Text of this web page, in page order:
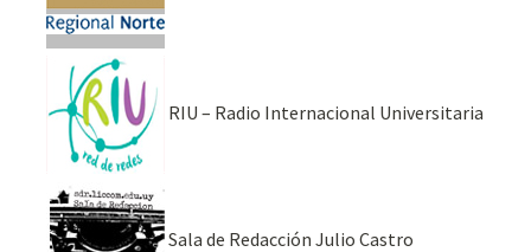
RIU – Radio Internacional Universitaria
Sala de Redacción Julio Castro